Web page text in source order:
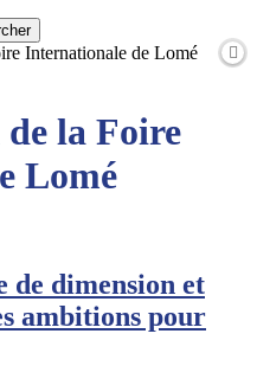
Internationale de Lomé
la Foire
Lomé
de dimension et
ambitions pour